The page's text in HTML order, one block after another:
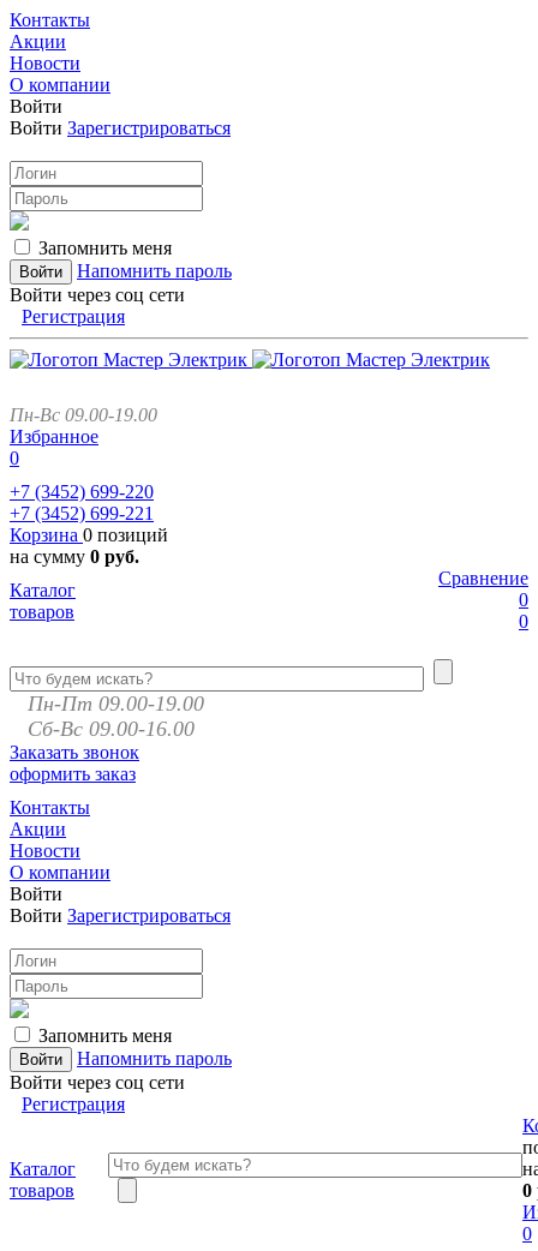
Контакты
Акции
Новости
О компании
Войти
Войти Зарегистрироваться
Запомнить меня
Напомнить пароль
Войти через соц сети
Регистрация
Пн-Вс 09.00-19.00
Избранное
0
+7 (3452) 699-220
+7 (3452) 699-221
Корзина 0 позиций
на сумму 0 руб.
Сравнение
0
0
Каталог
товаров
Пн-Пт 09.00-19.00
Сб-Вс 09.00-16.00
Заказать звонок
оформить заказ
Контакты
Акции
Новости
О компании
Войти
Войти Зарегистрироваться
Запомнить меня
Напомнить пароль
Войти через соц сети
Регистрация
Каталог
товаров
0
0